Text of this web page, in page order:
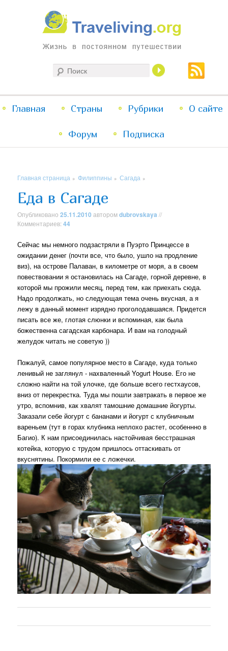
Traveliving
Жизнь в постоянном путешествии
меню
Перейти
к
Перейти
к
Главная Страны Рубрики О сайте
Форум Подписка
Главная страница »Филиппины »Сагада »
Еда в Сагаде
Опубликовано25.11.2010 авторомdubrovskaya //
Комментариев:44
Сейчас мы немного подзастряли в Пуэрто Принцессе в
ожидании денег (почти все, что было, ушло на продление
виз), на острове Палаван, в километре от моря, а в своем
повествовании я остановилась на Сагаде, горной деревне, в
которой мы прожили месяц, перед тем, как приехать сюда.
Надо продолжать, но следующая тема очень вкусная, а я
лежу в данный момент изрядно проголодавшаяся. Придется
писать все же, глотая слюнки и вспоминая, как была
божественна сагадская карбонара. И вам на голодный
желудок читать не советую ))
Пожалуй, самое популярное место в Сагаде, куда только
ленивый не заглянул - нахваленный Yogurt House. Его не
сложно найти на той улочке, где больше всего гестхаусов,
вниз от перекрестка. Туда мы пошли завтракать в первое же
утро, вспомнив, как хвалят тамошние домашние йогурты.
Заказали себе йогурт с бананами и йогурт с клубничным
вареньем (тут в горах клубника неплохо растет, особеннно в
Багио). К нам присоединилась настойчивая бесстрашная
котейка, которую с трудом пришлось оттаскивать от
вкуснятины. Покормили ее с ложечки.